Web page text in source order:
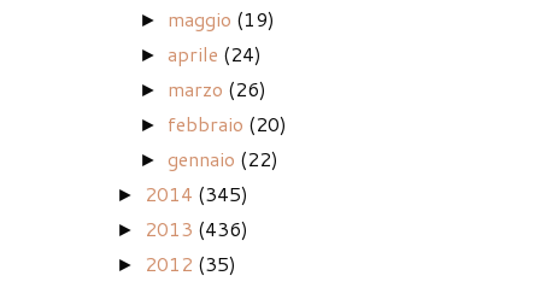
► maggio (19)
►aprile (24)
► marzo (26)
► febbraio (20)
►gennaio (22)
► 2014 (345)
► 2013 (436)
► 2012 (35)